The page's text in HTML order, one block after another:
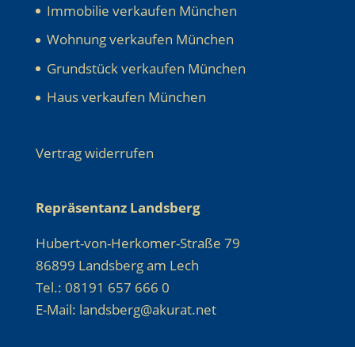
Immobilie verkaufen München
Wohnung verkaufen München
Grundstück verkaufen München
Haus verkaufen München
Vertrag widerrufen
Repräsentanz Landsberg
Hubert-von-Herkomer-Straße 79
86899 Landsberg am Lech
Tel.: 08191 657 666 0
E-Mail: landsberg@akurat.net